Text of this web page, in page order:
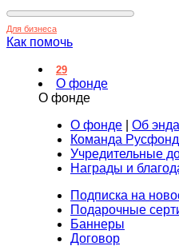
Для бизнеса
Как помочь
29
О фонде
О фонде
О фонде
Об
Команда
Учредительные
Награды и
Подписка на
Подарочные
Баннеры
Договор